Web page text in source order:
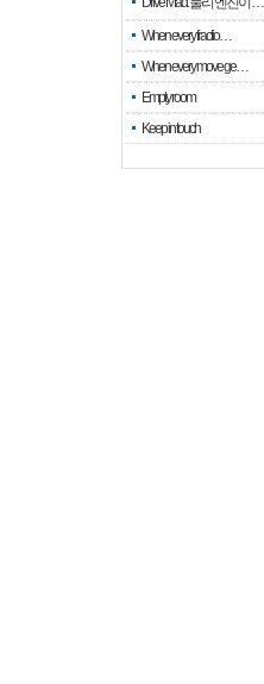
When every fractio…
When every move ge…
Empty room
Keep in touch